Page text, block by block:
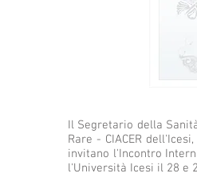
Il Segretario della
Rare - CIACER
invitano l'Incontro
l'Università Icesi il 28 e